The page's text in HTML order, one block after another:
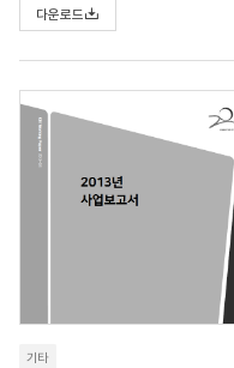
다운로드
기타